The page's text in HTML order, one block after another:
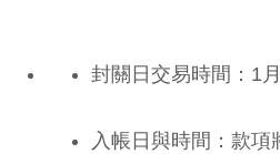
封關日交易時間：1
入帳日與時間：款項